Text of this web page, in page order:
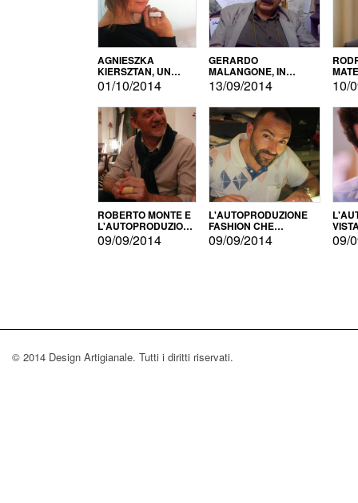
AGNIESZKA
KIERSZTAN, UN
MODELLO DI
AUTOPRODUZIONE
01/10/2014
GERARDO
MALANGONE, IN
GIURIA PER IL
CONCORSO
LETTERARIO
13/09/2014 10/
ROBERTO MONTE E
L'AUTOPRODUZIONE
CON IL CENSIMENTO
09/09/2014
L'AUTOPRODUZIONE
FASHION CHE
CONQUISTA GLI USA
09/09/2014 09/
© 2014 Design Artigianale. Tutti i diritti riservati.